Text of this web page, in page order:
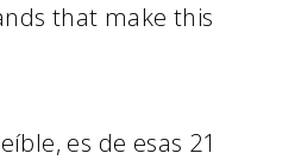
that make this
es de esas 21